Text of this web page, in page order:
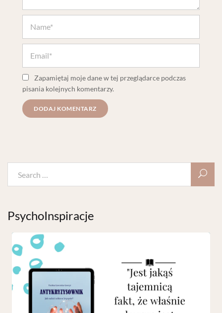
Zapamiętaj moje dane w tej przeglądarce podczas
pisania kolejnych komentarzy.
PsychoInspiracje